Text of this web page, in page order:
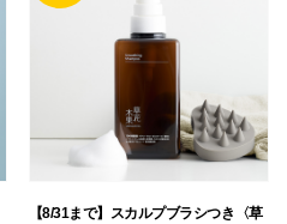
【8/31まで】スカルプブラシつき〈草